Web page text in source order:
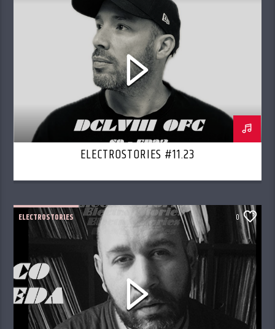
ELECTROSTORIES #11.23
ELECTROSTORIES 0